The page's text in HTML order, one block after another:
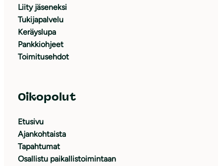
Liity jäseneksi
Tukijapalvelu
Keräyslupa
Pankkiohjeet
Toimitusehdot
Oikopolut
Etusivu
Ajankohtaista
Tapahtumat
Osallistu paikallistoimintaan